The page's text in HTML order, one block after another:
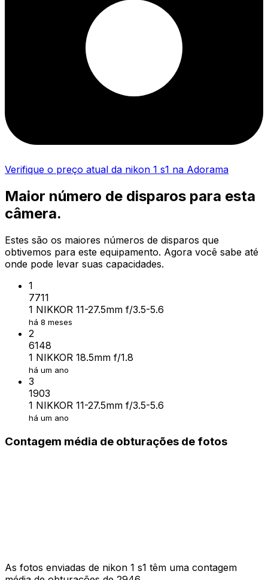
Verifique o preço atual da nikon 1 s1 na Adorama
Maior número de disparos para esta
câmera.
Estes são os maiores números de disparos que
obtivemos para este equipamento. Agora você sabe até
onde pode levar suas capacidades.
1
7711
1 NIKKOR 11-27.5mm f/3.5-5.6
há 8 meses
2
6148
1 NIKKOR 18.5mm f/1.8
há um ano
3
1903
1 NIKKOR 11-27.5mm f/3.5-5.6
há um ano
Contagem média de obturações de fotos
As fotos enviadas de nikon 1 s1 têm uma contagem